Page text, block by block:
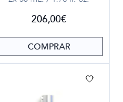
206,00€
COMPRAR